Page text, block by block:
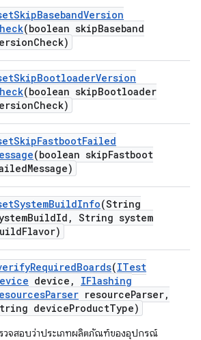
SkipBasebandVersion
(boolean skipBaseband
Check)
SkipBootloaderVersion
(boolean skipBootloader
Check)
SkipFastbootFailed
(boolean skipFastboot
Message)
SystemBuildInfo(String
BuildId , String system
Flavor)
RequiredBoards(ITest
device ,
IFlashing
Parser resourceParser,
deviceProductType)
วจสอบว่าประเภทผลิตภัณฑ์ของอุปกรณ์